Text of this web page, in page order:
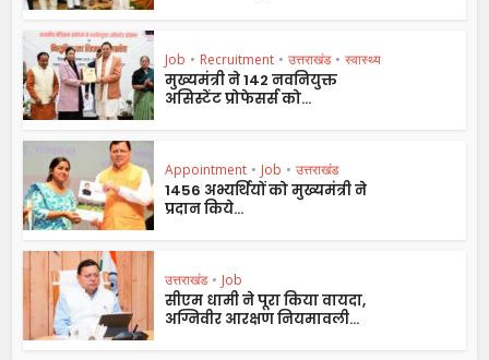
Job • Recruitment • उत्तराखंड • स्वास्थ्य
मुख्यमंत्री ने 142 नवनियुक्त
असिस्टेंट प्रोफेसर्स को...
Appointment • Job • उत्तराखंड
1456 अभ्यर्थियों को मुख्यमंत्री ने
प्रदान किये...
उत्तराखंड • Job
सीएम धामी ने पूरा किया वायदा,
अग्निवीर आरक्षण नियमावली...